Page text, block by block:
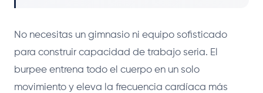
No necesitas un gimnasio ni equipo sofisticado
para construir capacidad de trabajo seria. El
burpee entrena todo el cuerpo en un solo
movimiento y eleva la frecuencia cardíaca más